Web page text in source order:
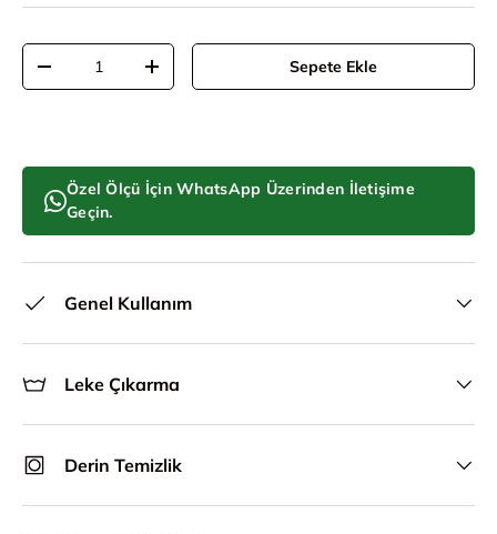
Adet
Adeti azalt
Adeti artır Sepete Ekle
Özel Ölçü İçin WhatsApp Üzerinden İletişime
Geçin.
Genel Kullanım
Leke Çıkarma
Derin Temizlik